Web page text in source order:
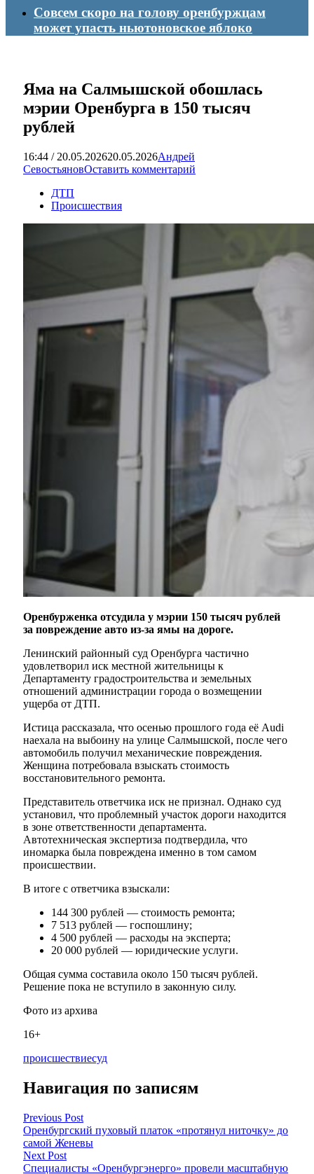
Совсем скоро на голову оренбуржцам
может упасть ньютоновское яблоко
Яма на Салмышской обошлась
мэрии Оренбурга в 150 тысяч
рублей
16:44 / 20.05.202620.05.2026Андрей
СевостьяновОставить комментарий
ДТП
Происшествия
Оренбурженка отсудила у мэрии 150 тысяч рублей
за повреждение авто из-за ямы на дороге.
Ленинский районный суд Оренбурга частично
удовлетворил иск местной жительницы к
Департаменту градостроительства и земельных
отношений администрации города о возмещении
ущерба от ДТП.
Истица рассказала, что осенью прошлого года её Audi
наехала на выбоину на улице Салмышской, после чего
автомобиль получил механические повреждения.
Женщина потребовала взыскать стоимость
восстановительного ремонта.
Представитель ответчика иск не признал. Однако суд
установил, что проблемный участок дороги находится
в зоне ответственности департамента.
Автотехническая экспертиза подтвердила, что
иномарка была повреждена именно в том самом
происшествии.
В итоге с ответчика взыскали:
144 300 рублей — стоимость ремонта;
7 513 рублей — госпошлину;
4 500 рублей — расходы на эксперта;
20 000 рублей — юридические услуги.
Общая сумма составила около 150 тысяч рублей.
Решение пока не вступило в законную силу.
Фото из архива
16+
происшествиесуд
Навигация по записям
Previous Post
Оренбургский пуховый платок «протянул ниточку» до
самой Женевы
Next Post
Специалисты «Оренбургэнерго» провели масштабную